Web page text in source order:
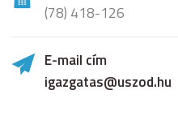
(78) 418-126
E-mail cím
igazgatas@uszod.hu